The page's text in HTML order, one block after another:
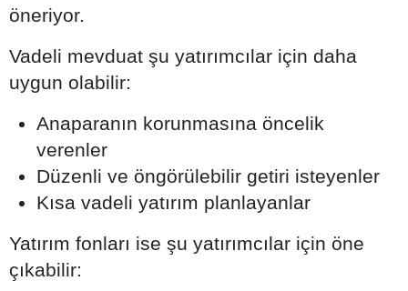
öneriyor.
Vadeli mevduat şu yatırımcılar için daha
uygun olabilir:
Anaparanın korunmasına öncelik
verenler
Düzenli ve öngörülebilir getiri isteyenler
Kısa vadeli yatırım planlayanlar
Yatırım fonları ise şu yatırımcılar için öne
çıkabilir: